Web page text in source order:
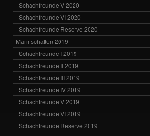
Schachfreunde V 2020
Schachfreunde VI 2020
Schachfreunde Reserve 2020
Mannschaften 2019
Schachfreunde I 2019
Schachfreunde II 2019
Schachfreunde III 2019
Schachfreunde IV 2019
Schachfreunde V 2019
Schachfreunde VI 2019
Schachfreunde Reserve 2019